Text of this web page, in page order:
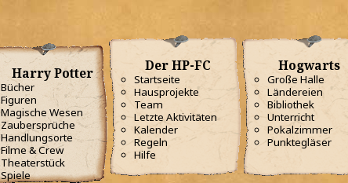
Harry Potter
Bücher
Figuren
Magische Wesen
Zaubersprüche
Handlungsorte
Filme & Crew
Theaterstück
Spiele
Der HP-FC
Startseite
Hausprojekte
Team
Letzte Aktivitäten
Kalender
Regeln
Hilfe
Hogwarts
Große Halle
Ländereien
Bibliothek
Unterricht
Pokalzimmer
Punktegläser